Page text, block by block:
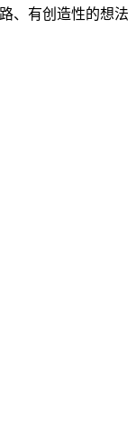
、有创造性的想法